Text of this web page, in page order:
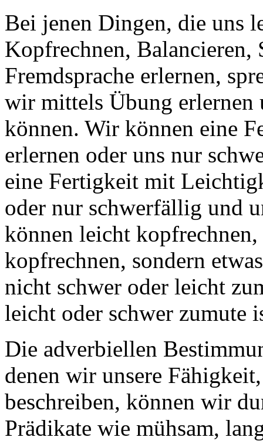
Bei jenen Dingen, die uns
Kopfrechnen, Balancieren,
Fremdsprache erlernen,
wir mittels Übung erlernen
können. Wir können eine
erlernen oder uns nur
eine Fertigkeit mit
oder nur schwerfällig und
können leicht
kopfrechnen, sondern
nicht schwer oder leicht
leicht oder schwer zumute
Die adverbiellen
denen wir unsere
beschreiben, können wir
Prädikate wie mühsam,